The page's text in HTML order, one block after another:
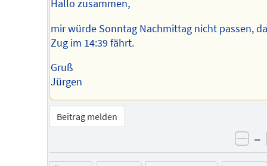
Hallo zusammen,
mir würde Sonntag Nachmittag nicht passen,
Zug im 14:39 fährt.
Gruß
Jürgen
Beitrag melden
–